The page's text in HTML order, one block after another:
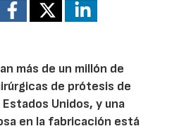
más de un millón de
de prótesis de
Unidos, y una
en la fabricación está